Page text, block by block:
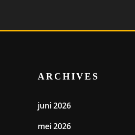
ARCHIVES
juni 2026
mei 2026